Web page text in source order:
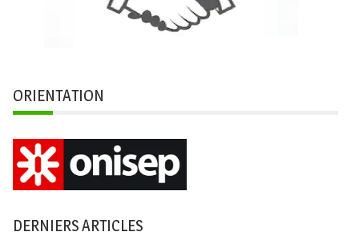
ORIENTATION
DERNIERS ARTICLES